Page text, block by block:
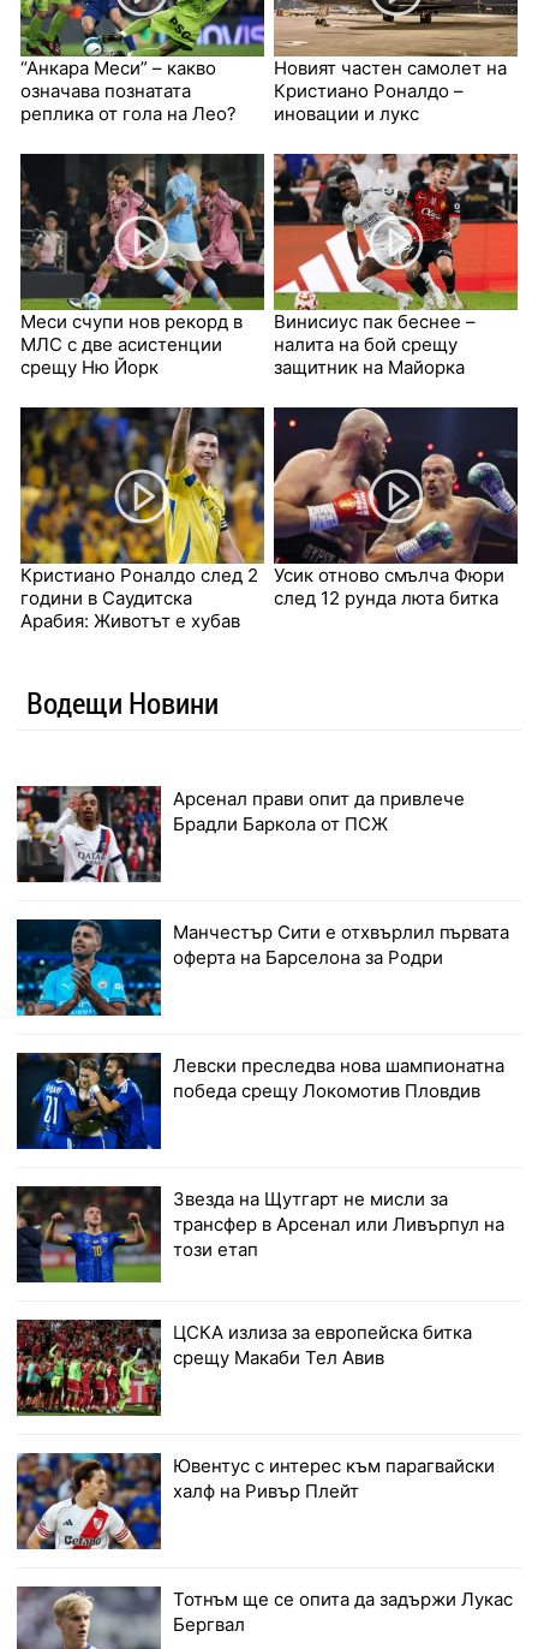
“Анкара Меси” – какво
означава познатата
реплика от гола на Лео?
Новият частен самолет на
Кристиано Роналдо –
иновации и лукс
Меси счупи нов рекорд в
МЛС с две асистенции
срещу Ню Йорк
Винисиус пак беснее –
налита на бой срещу
защитник на Майорка
Кристиано Роналдо след 2
години в Саудитска
Арабия: Животът е хубав
Усик отново смълча Фюри
след 12 рунда люта битка
Водещи Новини
Арсенал прави опит да привлече
Брадли Баркола от ПСЖ
Манчестър Сити е отхвърлил първата
оферта на Барселона за Родри
Левски преследва нова шампионатна
победа срещу Локомотив Пловдив
Звезда на Щутгарт не мисли за
трансфер в Арсенал или Ливърпул на
този етап
ЦСКА излиза за европейска битка
срещу Макаби Тел Авив
Ювентус с интерес към парагвайски
халф на Ривър Плейт
Тотнъм ще се опита да задържи Лукас
Бергвал